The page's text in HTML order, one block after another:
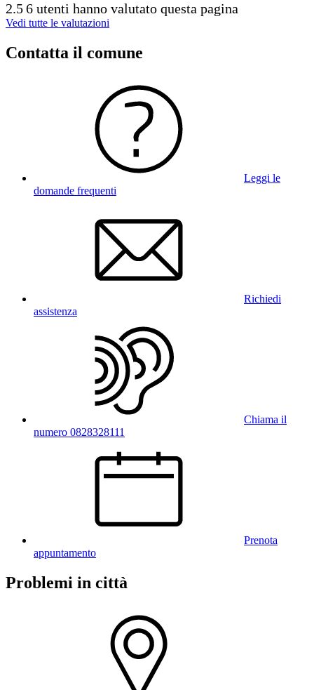
2.56 utenti hanno valutato questa pagina
Vedi tutte le valutazioni
Contatta il comune
Leggi le
domande frequenti
Richiedi
assistenza
Chiama il
numero 0828328111
Prenota
appuntamento
Problemi in città